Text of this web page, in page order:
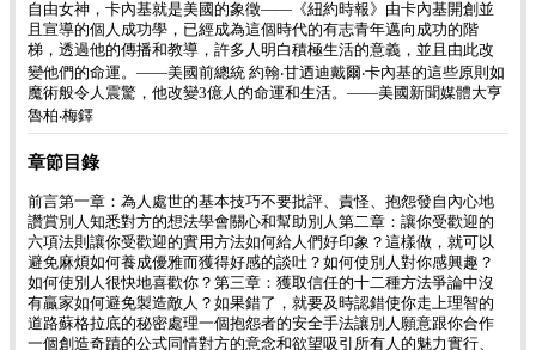
自由女神，卡內基就是美國的象徵——《紐約時報》由卡內基開創並
且宣導的個人成功學，已經成為這個時代的有志青年邁向成功的階
梯，透過他的傳播和教導，許多人明白積極生活的意義，並且由此改
變他們的命運。——美國前總統 約翰‧甘迺迪戴爾‧卡內基的這些原則如
魔術般令人震驚，他改變3億人的命運和生活。——美國新聞媒體大亨
魯柏‧梅鐸
章節目錄
前言第一章：為人處世的基本技巧不要批評、責怪、抱怨發自內心地
讚賞別人知悉對方的想法學會關心和幫助別人第二章：讓你受歡迎的
六項法則讓你受歡迎的實用方法如何給人們好印象？這樣做，就可以
避免麻煩如何養成優雅而獲得好感的談吐？如何使別人對你感興趣？
如何使別人很快地喜歡你？第三章：獲取信任的十二種方法爭論中沒
有贏家如何避免製造敵人？如果錯了，就要及時認錯使你走上理智的
道路蘇格拉底的秘密處理一個抱怨者的安全手法讓別人願意跟你合作
一個創造奇蹟的公式同情對方的意念和欲望吸引所有人的魅力實行、